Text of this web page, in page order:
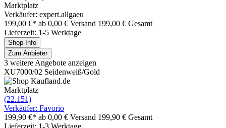
Marktplatz
Verkäufer: expert.allgaeu
199,00 €* ab 0,00 € Versand 199,00 € Gesamt
Lieferzeit: 1-5 Werktage
Shop-Info
Zum Anbieter
3 weitere Angebote anzeigen
XU7000/02 Seidenweiß/Gold
Marktplatz
(22.151)
Verkäufer: Favorio
199,90 €* ab 0,00 € Versand 199,90 € Gesamt
Lieferzeit: 1-3 Werktage